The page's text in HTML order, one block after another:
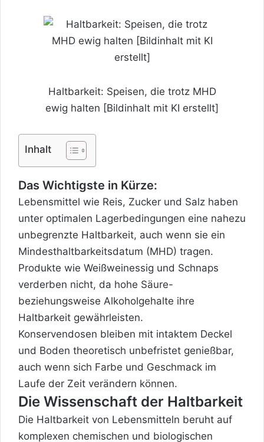
Haltbarkeit: Speisen, die trotz MHD
ewig halten [Bildinhalt mit KI erstellt]
Inhalt
Das Wichtigste in Kürze:
Lebensmittel wie Reis, Zucker und Salz haben
unter optimalen Lagerbedingungen eine nahezu
unbegrenzte Haltbarkeit, auch wenn sie ein
Mindesthaltbarkeitsdatum (MHD) tragen.
Produkte wie Weißweinessig und Schnaps
verderben nicht, da hohe Säure-
beziehungsweise Alkoholgehalte ihre
Haltbarkeit gewährleisten.
Konservendosen bleiben mit intaktem Deckel
und Boden theoretisch unbefristet genießbar,
auch wenn sich Farbe und Geschmack im
Laufe der Zeit verändern können.
Die Wissenschaft der Haltbarkeit
Die Haltbarkeit von Lebensmitteln beruht auf
komplexen chemischen und biologischen